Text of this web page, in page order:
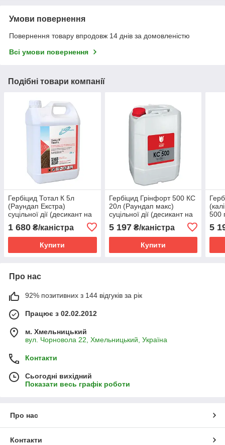
Умови повернення
Повернення товару впродовж 14 днів за домовленістю
Всі умови повернення
Подібні товари компанії
Гербіцид Тотал К 5л
(Раундап Екстра)
суцільної дії (десикант на
соняшнику) (калійна сіль
гліфосату)
1 680 ₴/каністра
Купити
Гербіцид Грінфорт 500 КС
20л (Раундап макс)
суцільної дії (десикант на
соняшнику) (калійна сіль
гліфосату)
5 197₴/каністра
Купити
500
5
Про нас
92% позитивних з 144 відгуків за рік
Працює з 02.02.2012
м. Хмельницький
вул. Чорновола 22, Хмельницький, Україна
Контакти
Сьогодні вихідний
Показати весь графік роботи
Про нас
Контакти